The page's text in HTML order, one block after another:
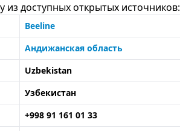
доступных открытых источников:
Beeline
Андижанская область
Uzbekistan
Узбекистан
+998 91 161 01 33